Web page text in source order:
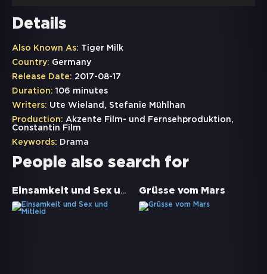
Details
Also Known As: Tiger Milk
Country: Germany
Release Date: 2017-08-17
Duration: 106 minutes
Writers: Ute Wieland, Stefanie Mühlhan
Production: Akzente Film- und Fernsehproduktion,
Constantin Film
Keywords: Drama
People also search for
Einsamkeit und Sex und Mitleid Grüsse vom Mars